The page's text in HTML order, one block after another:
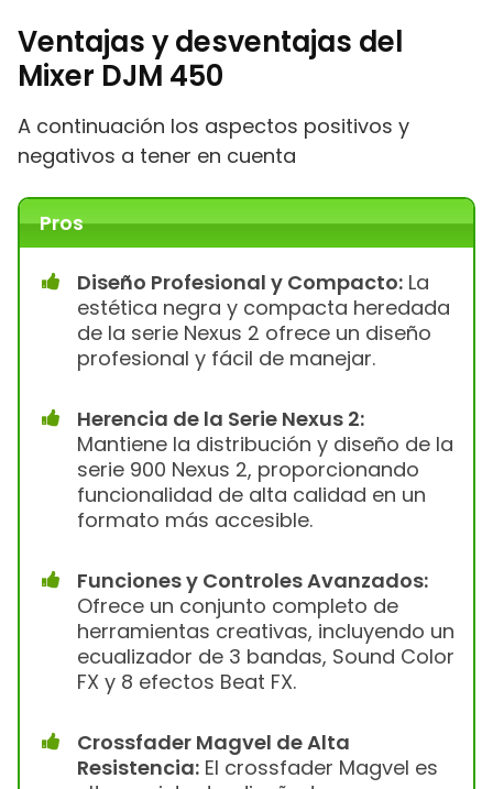
Ventajas y desventajas del
Mixer DJM 450
A continuación los aspectos positivos y
negativos a tener en cuenta
Pros
Diseño Profesional y Compacto: La
estética negra y compacta heredada
de la serie Nexus 2 ofrece un diseño
profesional y fácil de manejar.
Herencia de la Serie Nexus 2:
Mantiene la distribución y diseño de la
serie 900 Nexus 2, proporcionando
funcionalidad de alta calidad en un
formato más accesible.
Funciones y Controles Avanzados:
Ofrece un conjunto completo de
herramientas creativas, incluyendo un
ecualizador de 3 bandas, Sound Color
FX y 8 efectos Beat FX.
Crossfader Magvel de Alta
Resistencia: El crossfader Magvel es